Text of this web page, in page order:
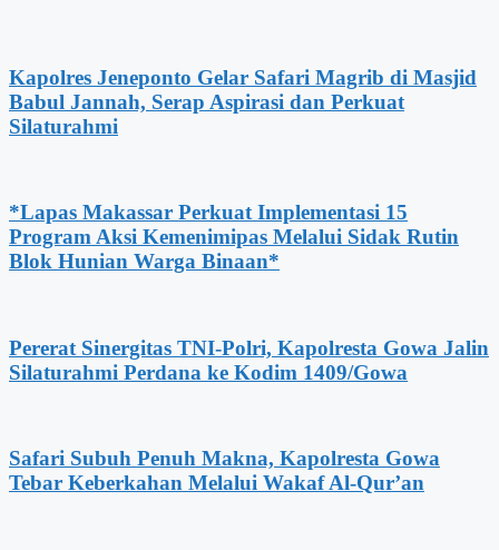
Kapolres Jeneponto Gelar Safari Magrib di Masjid
Babul Jannah, Serap Aspirasi dan Perkuat
Silaturahmi
*Lapas Makassar Perkuat Implementasi 15
Program Aksi Kemenimipas Melalui Sidak Rutin
Blok Hunian Warga Binaan*
Pererat Sinergitas TNI-Polri, Kapolresta Gowa Jalin
Silaturahmi Perdana ke Kodim 1409/Gowa
Safari Subuh Penuh Makna, Kapolresta Gowa
Tebar Keberkahan Melalui Wakaf Al-Qur’an